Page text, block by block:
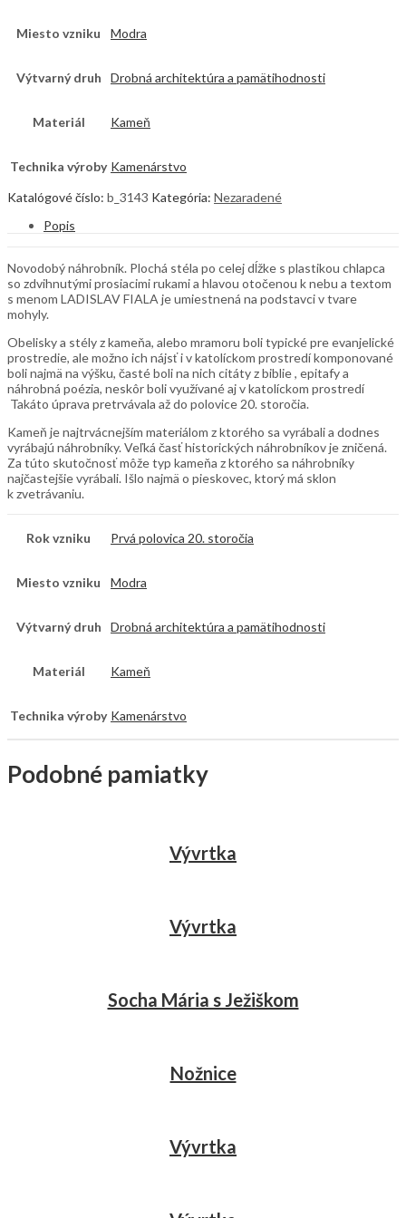
Miesto vzniku Modra
Výtvarný druh Drobná architektúra a pamätihodnosti
Materiál Kameň
Technika výroby Kamenárstvo
Katalógové číslo: b_3143 Kategória: Nezaradené
Popis
Novodobý náhrobník. Plochá stéla po celej dĺžke s plastikou chlapca
so zdvihnutými prosiacimi rukami a hlavou otočenou k nebu a textom
s menom LADISLAV FIALA je umiestnená na podstavci v tvare
mohyly.
Obelisky a stély z kameňa, alebo mramoru boli typické pre evanjelické
prostredie, ale možno ich nájsť i v katolíckom prostredí komponované
boli najmä na výšku, časté boli na nich citáty z biblie , epitafy a
náhrobná poézia, neskôr boli využívané aj v katolíckom prostredí
Takáto úprava pretrvávala až do polovice 20. storočia.
Kameň je najtrvácnejším materiálom z ktorého sa vyrábali a dodnes
vyrábajú náhrobníky. Veľká časť historických náhrobníkov je zničená.
Za túto skutočnosť môže typ kameňa z ktorého sa náhrobníky
najčastejšie vyrábali. Išlo najmä o pieskovec, ktorý má sklon
k zvetrávaniu.
Rok vzniku Prvá polovica 20. storočia
Miesto vzniku Modra
Výtvarný druh Drobná architektúra a pamätihodnosti
Materiál Kameň
Technika výroby Kamenárstvo
Podobné pamiatky
Vývrtka
Vývrtka
Socha Mária s Ježiškom
Nožnice
Vývrtka